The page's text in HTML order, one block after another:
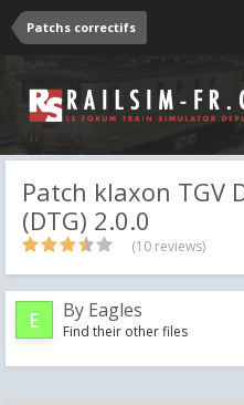
Patchs correctifs
Patch klaxon TGV
(DTG) 2.0.0
(10 reviews)
By Eagles
Find their other files